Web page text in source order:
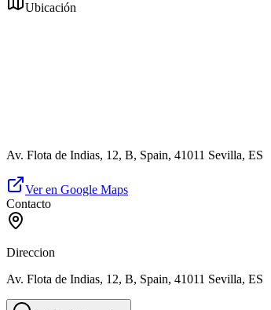
Ubicación
Av. Flota de Indias, 12, B, Spain, 41011 Sevilla, ES
Ver en Google Maps
Contacto
Direccion
Av. Flota de Indias, 12, B, Spain, 41011 Sevilla, ES